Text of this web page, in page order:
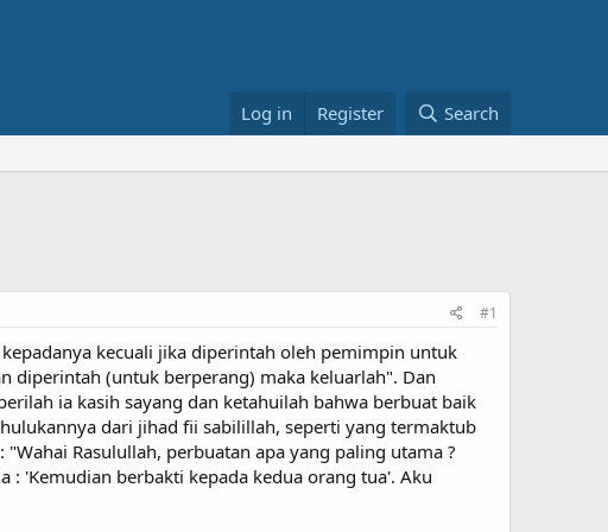
Log in Register Search
#1
kecuali jika diperintah oleh pemimpin untuk
diperintah (untuk berperang) maka keluarlah". Dan
ia kasih sayang dan ketahuilah bahwa berbuat baik
dari jihad fii sabilillah, seperti yang termaktub
Rasulullah, perbuatan apa yang paling utama ?
: 'Kemudian berbakti kepada kedua orang tua'. Aku